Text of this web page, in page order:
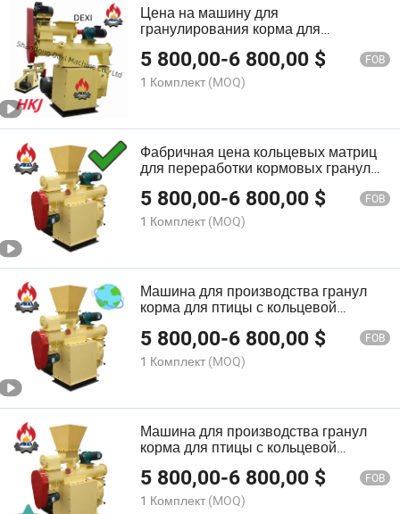
Цена на машину для
гранулирования корма для
сельскохозяйственной птицы и скота
на продажу
5 800,00-6 800,00 $ FOB
1 Комплект (MOQ)
Фабричная цена кольцевых матриц
для переработки кормовых гранул
5 800,00-6 800,00 $ FOB
1 Комплект (MOQ)
Машина для производства гранул
корма для птицы с кольцевой
0.6-1.5 тонн в час
5 800,00-6 800,00 $ FOB
1 Комплект (MOQ)
Машина для производства гранул
корма для птицы с кольцевой
5 800,00-6 800,00 $ FOB
1 Комплект (MOQ)